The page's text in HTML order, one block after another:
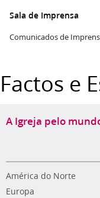
Sala de Imprensa
Comunicados de
Factos e
A Igreja pelo
América do Norte
Europa